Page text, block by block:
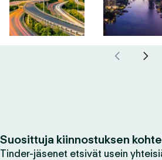
Suosittuja kiinnostuksen
Tinder-jäsenet etsivät usein